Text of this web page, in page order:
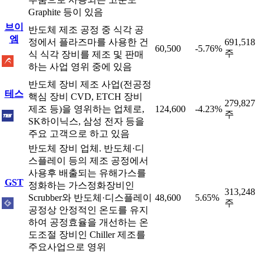
Graphite 등이 있음
브이
엠
반도체 제조 공정 중 식각 공
정에서 플라즈마를 사용한 건
식 식각 장비를 제조 및 판매
하는 사업 영위 중에 있음
60,500 -5.76%
691,518
주
테스
반도체 장비 제조 사업(전공정
핵심 장비 CVD, ETCH 장비
제조 등)을 영위하는 업체로,
SK하이닉스, 삼성 전자 등을
주요 고객으로 하고 있음
124,600 -4.23%
279,827
주
GST
반도체 장비 업체. 반도체·디
스플레이 등의 제조 공정에서
사용후 배출되는 유해가스를
정화하는 가스정화장비인
Scrubber와 반도체·디스플레이
공정상 안정적인 온도를 유지
하여 공정효율을 개선하는 온
도조절 장비인 Chiller 제조를
주요사업으로 영위
48,600 5.65%
313,248
주